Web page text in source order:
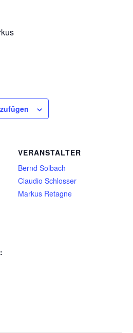
VERANSTALTER
Bernd Solbach
Claudio Schlosser
Markus Retagne